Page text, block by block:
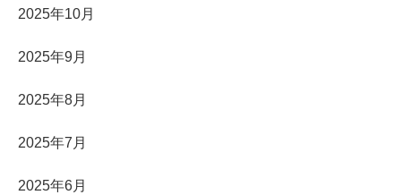
2025年10月
2025年9月
2025年8月
2025年7月
2025年6月